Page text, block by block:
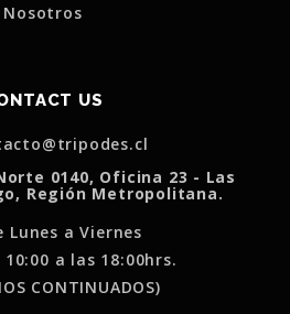
Nosotros
US
0140, Oficina 23 - Las
Región Metropolitana.
Lunes a Viernes
10:00 a las 18:00hrs.
CONTINUADOS)